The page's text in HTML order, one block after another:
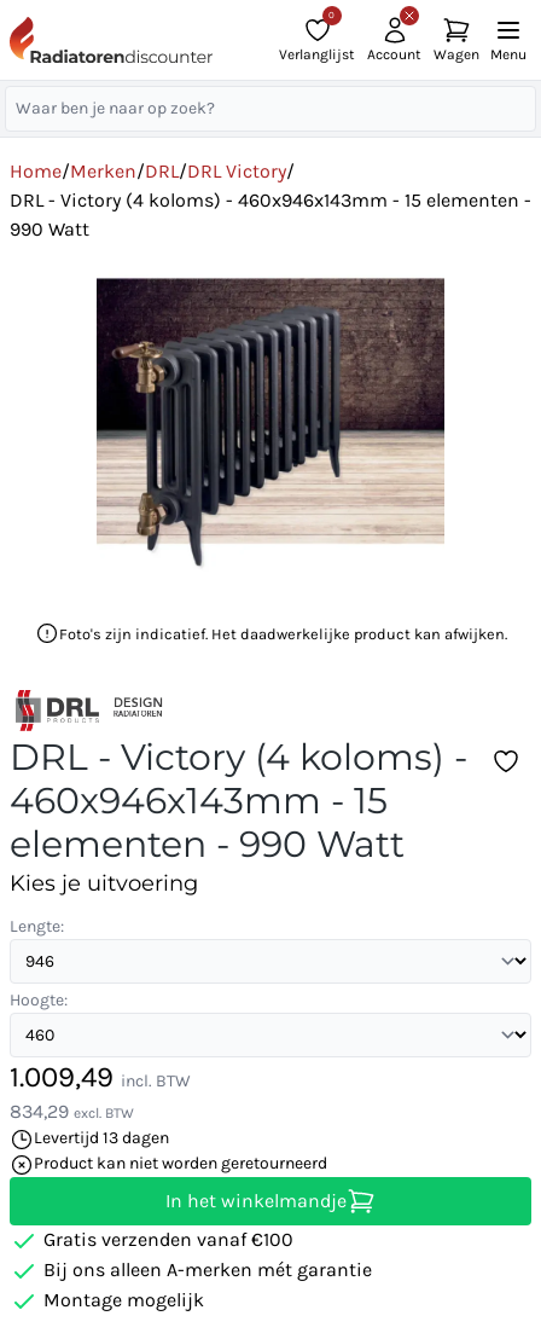
0
Verlanglijst Account Wagen Menu
Home/Merken/DRL/DRL Victory/
DRL - Victory (4 koloms) - 460x946x143mm - 15 elementen -
990 Watt
Foto's zijn indicatief. Het daadwerkelijke product kan afwijken.
DRL - Victory (4 koloms) -
460x946x143mm - 15
elementen - 990 Watt
Kies je uitvoering
Lengte:
Hoogte:
1.009,49 incl. BTW
834,29 excl. BTW
Levertijd 13 dagen
Product kan niet worden geretourneerd
In het winkelmandje
Gratis verzenden vanaf €100
Bij ons alleen A-merken mét garantie
Montage mogelijk